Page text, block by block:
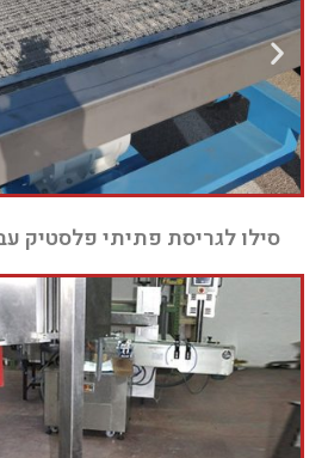
סילו לגריסת פתיתי פלסטיק